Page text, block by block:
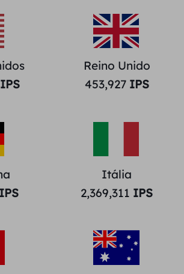
IPS
Reino Unido
453,927IPS
IPS
Itália
2,369,311 IPS